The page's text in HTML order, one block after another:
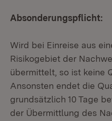
Absonderungspflicht:
Wird bei Einreise aus
Risikogebiet der
übermittelt, so ist keine
Ansonsten endet die
grundsätzlich 10 Tage
der Übermittlung des